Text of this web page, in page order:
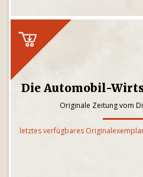
Die Automobil-
Originale Zeitung vom
letztes verfügbares